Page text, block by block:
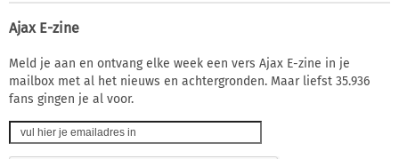
Ajax E-zine
Meld je aan en ontvang elke week een vers Ajax E-zine in je
mailbox met al het nieuws en achtergronden. Maar liefst 35.936
fans gingen je al voor.